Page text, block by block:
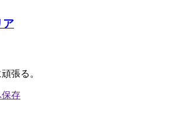
ア
張る。